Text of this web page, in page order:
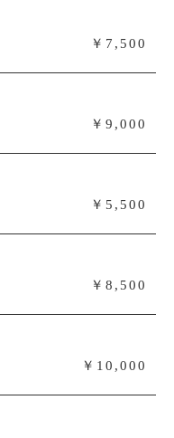
￥7,500
￥9,000
￥5,500
￥8,500
￥10,000